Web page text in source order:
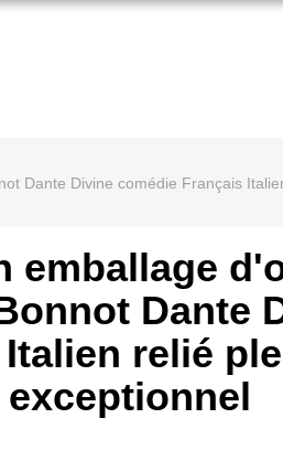
Dante Divine comédie Français
emballage
Dante
relié